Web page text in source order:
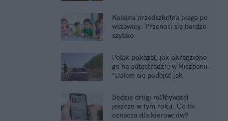
Kolejna przedszkolna plaga po
wszawicy. Przenosi się bardzo
szybko
Polak pokazał, jak okradziono
go na autostradzie w Hiszpanii.
"Dałem się podejść jak
Będzie drugi mObywatel
jeszcze w tym roku. Co to
oznacza dla kierowców?